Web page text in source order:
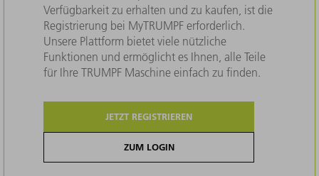
Verfügbarkeit zu erhalten und zu kaufen, ist die
Registrierung bei MyTRUMPF erforderlich.
Unsere Plattform bietet viele nützliche
Funktionen und ermöglicht es Ihnen, alle Teile
für Ihre TRUMPF Maschine einfach zu finden.
JETZT REGISTRIEREN
ZUM LOGIN